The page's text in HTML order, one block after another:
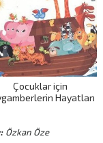
Çocuklar için
Hayatları
Öze